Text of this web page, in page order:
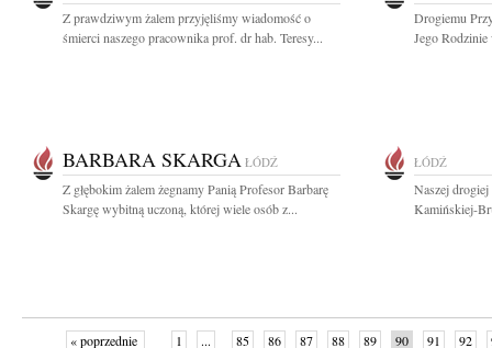
Z prawdziwym żalem przyjęliśmy wiadomość o
śmierci naszego pracownika prof. dr hab. Teresy...
Drogiemu
Jego
BARBARA SKARGA ŁÓDŹ
Z głębokim żalem żegnamy Panią Profesor Barbarę
Skargę wybitną uczoną, której wiele osób z...
ŁÓDŹ
Naszej drogiej
Kamińskiej-
« poprzednie 1 ... 85 86 87 88 89 90 91 92